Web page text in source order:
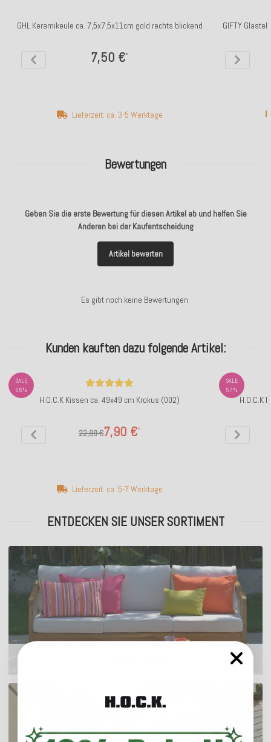
Bewertungen
Geben Sie die erste Bewertung für diesen Artikel ab und helfen Sie
Anderen bei der Kaufentscheidung
Artikel bewerten
Es gibt noch keine Bewertungen.
GHL Keramikeule ca. 7,5x7,5x11cm gold rechts blickend
7,50 €*
Lieferzeit: ca. 3-5 Werktage
GIFTY
Kunden kauften dazu folgende Artikel:
SALE
66%
H.O.C.K Kissen ca. 49x49 cm Krokus (002)
7,90 €*
22,99 €
Lieferzeit: ca. 5-7 Werktage
SALE
57%
H.O.C.K
ENTDECKEN SIE UNSER SORTIMENT